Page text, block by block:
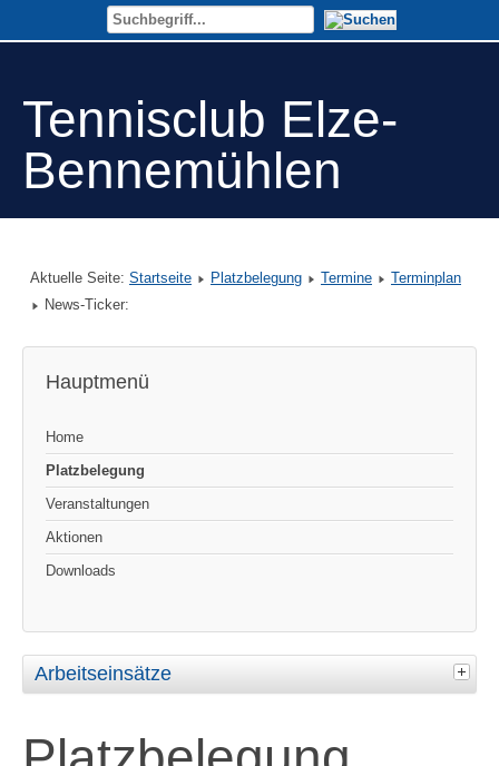
Tennisclub Elze-
Bennemühlen
Aktuelle Seite: Startseite Platzbelegung Termine
Terminplan
News-Ticker:
Hauptmenü
Home
Platzbelegung
Veranstaltungen
Aktionen
Downloads
Arbeitseinsätze